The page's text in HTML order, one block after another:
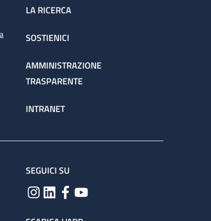
attraverso il percorso
LA RICERCA
SOSTIENICI
AMMINISTRAZIONE
TRASPARENTE
INTRANET
SEGUICI SU